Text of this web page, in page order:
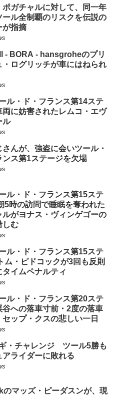
ポガチャルに対して、同一年
ール全制覇のリスクを伝説の
が指摘
- BORA - hansgroheのプリ
・ログリッチが車にはねられ
ル・ド・フランス第14ステ
に妨害されたレムコ・エヴ
ル
さんが、強盗に会いツール・
ンス第1ステージを欠場
ル・ド・フランス第15ステ
5時の訪問で睡眠を奪われた
ルがヨナス・ヴィンゲゴーの
しむ
ル・ド・フランス第15ステ
・ピドコックが3回も反則
タイムペナルティ
ル・ド・フランス第20ステ
への落車寸前・2度の落車
ップ・クスの悲しい一日
・チャレンジ ツール5勝も
アライダーに敗れる
のマッズ・ピーダスンが、現